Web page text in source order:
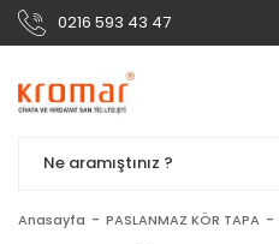
0216 593 43 47
Anasayfa PASLANMAZ KÖR TAPA